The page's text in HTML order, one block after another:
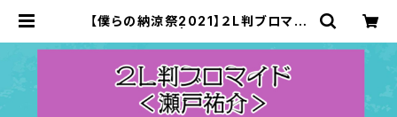
【僕らの納涼祭2021】２L判ブロマイ